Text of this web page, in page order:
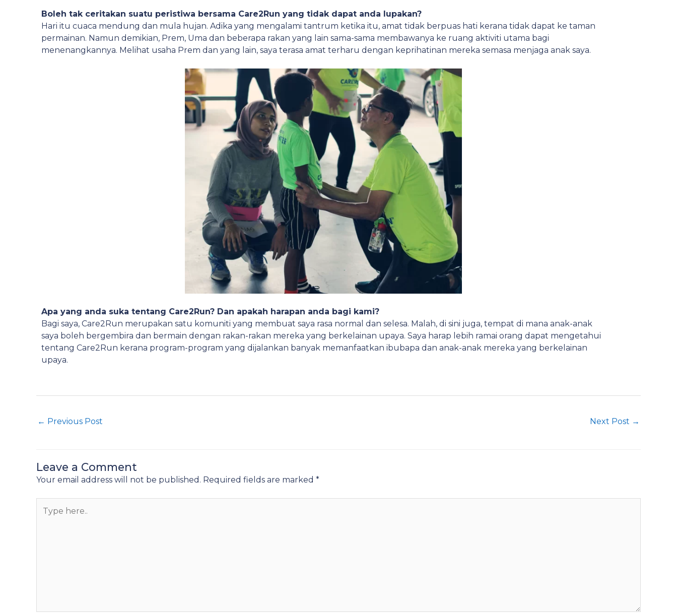
Boleh tak ceritakan suatu peristiwa bersama Care2Run yang tidak dapat anda lupakan?
Hari itu cuaca mendung dan mula hujan. Adika yang mengalami tantrum ketika itu, amat tidak berpuas hati kerana tidak dapat ke taman
permainan. Namun demikian, Prem, Uma dan beberapa rakan yang lain sama-sama membawanya ke ruang aktiviti utama bagi
menenangkannya. Melihat usaha Prem dan yang lain, saya terasa amat terharu dengan keprihatinan mereka semasa menjaga anak saya.
Apa yang anda suka tentang Care2Run? Dan apakah harapan anda bagi kami?
Bagi saya, Care2Run merupakan satu komuniti yang membuat saya rasa normal dan selesa. Malah, di sini juga, tempat di mana anak-anak
saya boleh bergembira dan bermain dengan rakan-rakan mereka yang berkelainan upaya. Saya harap lebih ramai orang dapat mengetahui
tentang Care2Run kerana program-program yang dijalankan banyak memanfaatkan ibubapa dan anak-anak mereka yang berkelainan
upaya.
← Previous Post Next Post →
Leave a Comment
Your email address will not be published. Required fields are marked *
here..